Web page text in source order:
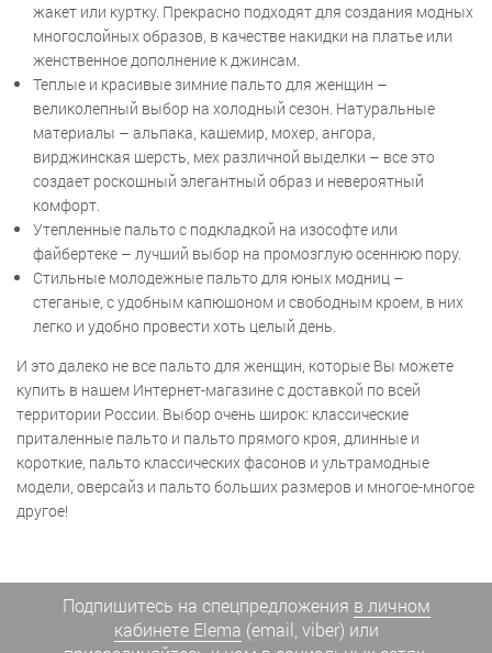
жакет или куртку. Прекрасно подходят для создания модных
многослойных образов, в качестве накидки на платье или
женственное дополнение к джинсам.
Теплые и красивые зимние пальто для женщин –
великолепный выбор на холодный сезон. Натуральные
материалы – альпака, кашемир, мохер, ангора,
вирджинская шерсть, мех различной выделки – все это
создает роскошный элегантный образ и невероятный
комфорт.
Утепленные пальто с подкладкой на изософте или
файбертеке – лучший выбор на промозглую осеннюю пору.
Стильные молодежные пальто для юных модниц –
стеганые, с удобным капюшоном и свободным кроем, в них
легко и удобно провести хоть целый день.
И это далеко не все пальто для женщин, которые Вы можете
купить в нашем Интернет-магазине с доставкой по всей
территории России. Выбор очень широк: классические
приталенные пальто и пальто прямого кроя, длинные и
короткие, пальто классических фасонов и ультрамодные
модели, оверсайз и пальто больших размеров и многое-многое
другое!
Подпишитесь на спецпредложения в личном
кабинете Elema (email, viber) или